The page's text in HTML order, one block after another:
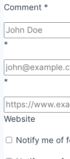
Comment *
*
*
Website
Notify me of